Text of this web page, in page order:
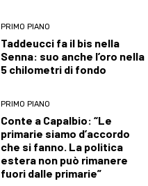
PRIMO PIANO
Taddeucci fa il bis nella
Senna: suo anche l’oro nella
5 chilometri di fondo
PRIMO PIANO
Conte a Capalbio: “Le
primarie siamo d’accordo
che si fanno. La politica
estera non può rimanere
fuori dalle primarie”